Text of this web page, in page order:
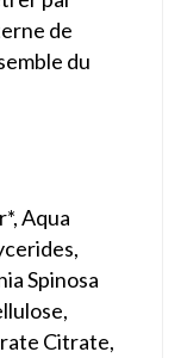
de
du
Aqua
Spinosa
Citrate,